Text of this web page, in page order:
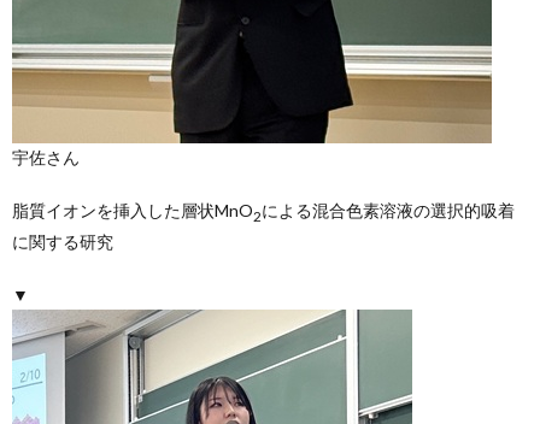
宇佐さん
脂質イオンを挿入した層状MnO2による混合色素溶液の選択的吸着
に関する研究
▼